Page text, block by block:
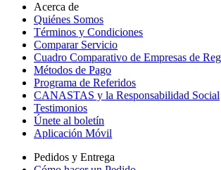
Acerca de
Quiénes Somos
Términos y Condiciones
Comparar Servicio
Cuadro Comparativo de Empresas de
Métodos de Pago
Programa de Referidos
CANASTAS y la Responsabilidad Social
Testimonios
Únete al boletín
Aplicación Móvil
Pedidos y Entrega